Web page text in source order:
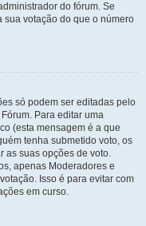
do fórum. Se
votação do que o número
só podem ser editadas pelo
Para editar uma
(esta mensagem é a que
tenha submetido voto, os
as suas opções de voto.
apenas Moderadores e
Isso é para evitar com
em curso.